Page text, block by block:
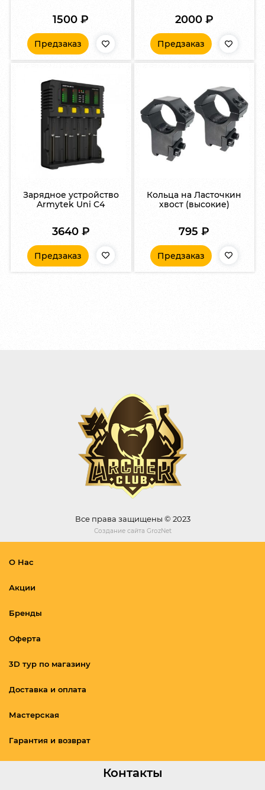
1500₽
Предзаказ
2000 ₽
Предзаказ
Зарядное устройство
Armytek Uni C4
3640 ₽
Предзаказ
Кольца на Ласточкин
хвост (высокие)
795₽
Предзаказ
Все права защищены © 2023
Создание сайта GrozNet
О Нас
Акции
Бренды
Оферта
3D тур по магазину
Доставка и оплата
Мастерская
Гарантия и возврат
Контакты